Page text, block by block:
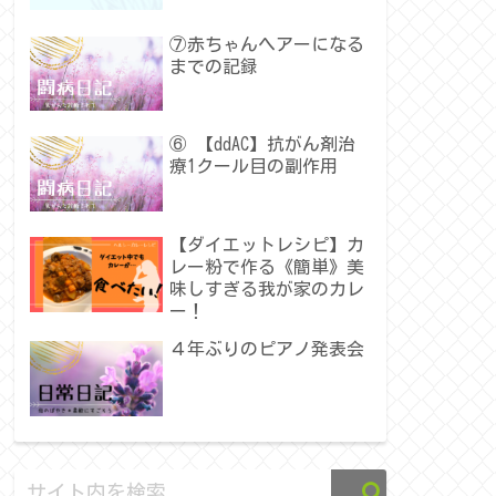
⑦赤ちゃんヘアーになる
までの記録
⑥ 【ddAC】抗がん剤治
療1クール目の副作用
【ダイエットレシピ】カ
レー粉で作る《簡単》美
味しすぎる我が家のカレ
ー！
４年ぶりのピアノ発表会